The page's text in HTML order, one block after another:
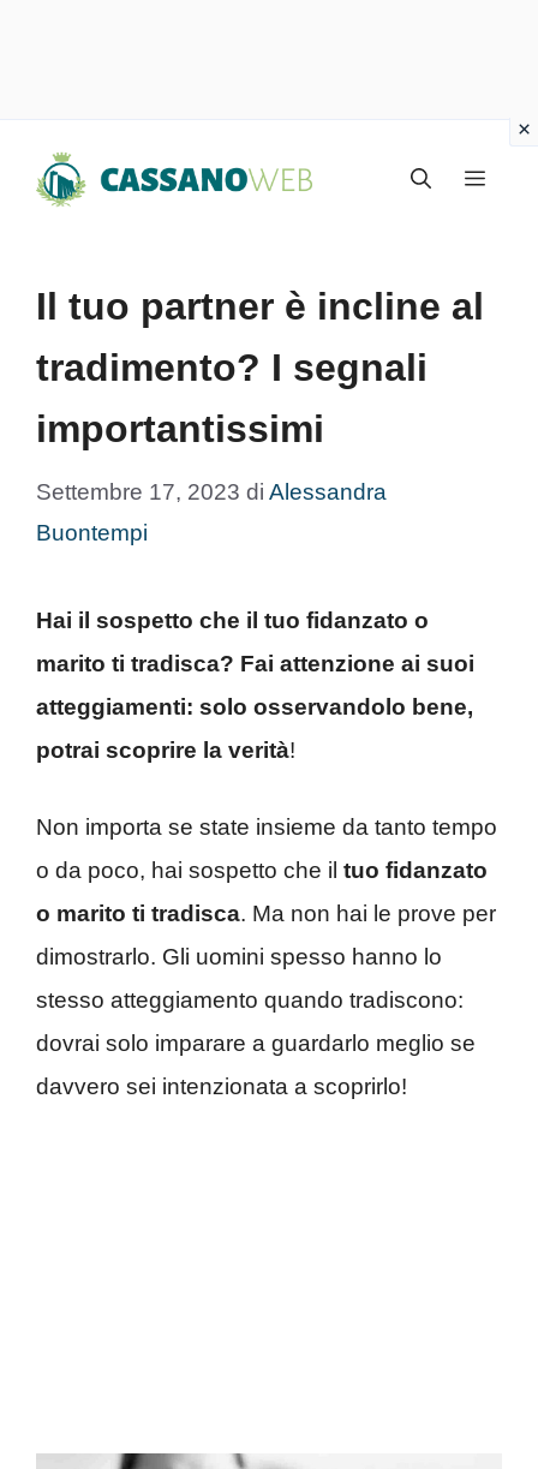
Menu
Il tuo partner è incline al
tradimento? I segnali
importantissimi
Settembre 17, 2023 di Alessandra
Buontempi
Hai il sospetto che il tuo fidanzato o
marito ti tradisca? Fai attenzione ai suoi
atteggiamenti: solo osservandolo bene,
potrai scoprire la verità!
Non importa se state insieme da tanto tempo
o da poco, hai sospetto che il tuo fidanzato
o marito ti tradisca. Ma non hai le prove per
dimostrarlo. Gli uomini spesso hanno lo
stesso atteggiamento quando tradiscono:
dovrai solo imparare a guardarlo meglio se
davvero sei intenzionata a scoprirlo!